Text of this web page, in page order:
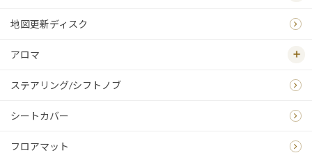
地図更新ディスク
アロマ
ステアリング/シフトノブ
シートカバー
フロアマット